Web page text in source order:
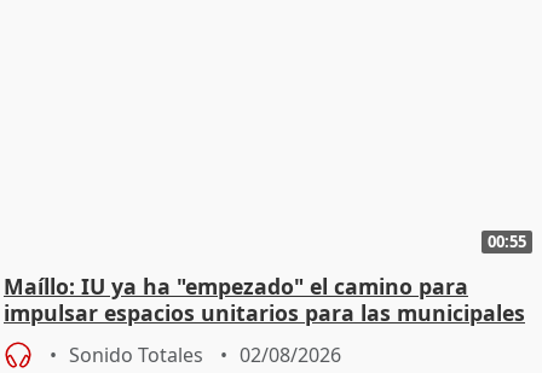
00:55
Maíllo: IU ya ha "empezado" el camino para
impulsar espacios unitarios para las municipales
Sonido Totales 02/08/2026